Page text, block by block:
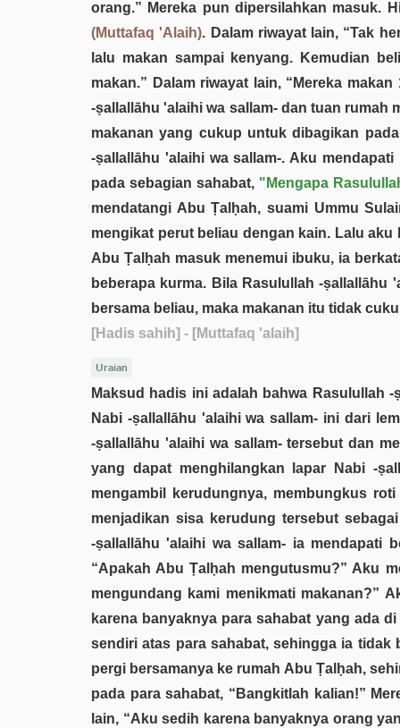
orang.” Mereka pun dipersilahkan masuk.
(Muttafaq 'Alaih). Dalam riwayat lain, “Tak
lalu makan sampai kenyang. Kemudian
makan.” Dalam riwayat lain, “Mereka
-ṣallallāhu 'alaihi wa sallam- dan tuan rumah
makanan yang cukup untuk dibagikan
-ṣallallāhu 'alaihi wa sallam-. Aku
pada sebagian sahabat, "Mengapa
mendatangi Abu Ṭalḥah, suami Ummu
mengikat perut beliau dengan kain. Lalu
Abu Ṭalḥah masuk menemui ibuku, ia
beberapa kurma. Bila Rasulullah -
bersama beliau, maka makanan itu tidak
[Hadis sahih] - [Muttafaq 'alaih]
Uraian
Maksud hadis ini adalah bahwa Rasulullah
Nabi -ṣallallāhu 'alaihi wa sallam- ini dari
-ṣallallāhu 'alaihi wa sallam- tersebut dan
yang dapat menghilangkan lapar Nabi -
mengambil kerudungnya, membungkus
menjadikan sisa kerudung tersebut
-ṣallallāhu 'alaihi wa sallam- ia mendapati
“Apakah Abu Ṭalḥah mengutusmu?” Aku
mengundang kami menikmati makanan?”
karena banyaknya para sahabat yang ada
sendiri atas para sahabat, sehingga ia tidak
pergi bersamanya ke rumah Abu Ṭalḥah,
pada para sahabat, “Bangkitlah kalian!”
lain, “Aku sedih karena banyaknya orang